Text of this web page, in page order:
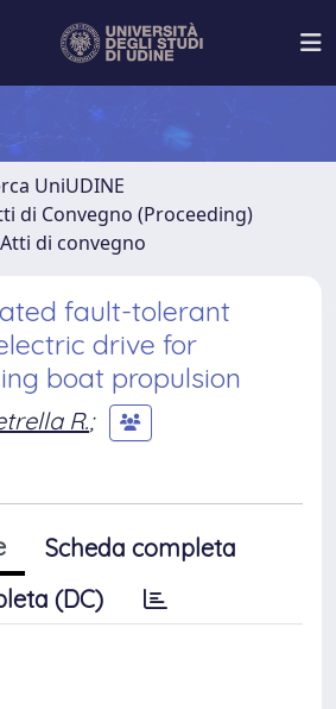
UniUDINE
di Convegno (Proceeding)
di convegno
fault-tolerant
drive for
boat propulsion
R.;
Scheda completa
(DC)